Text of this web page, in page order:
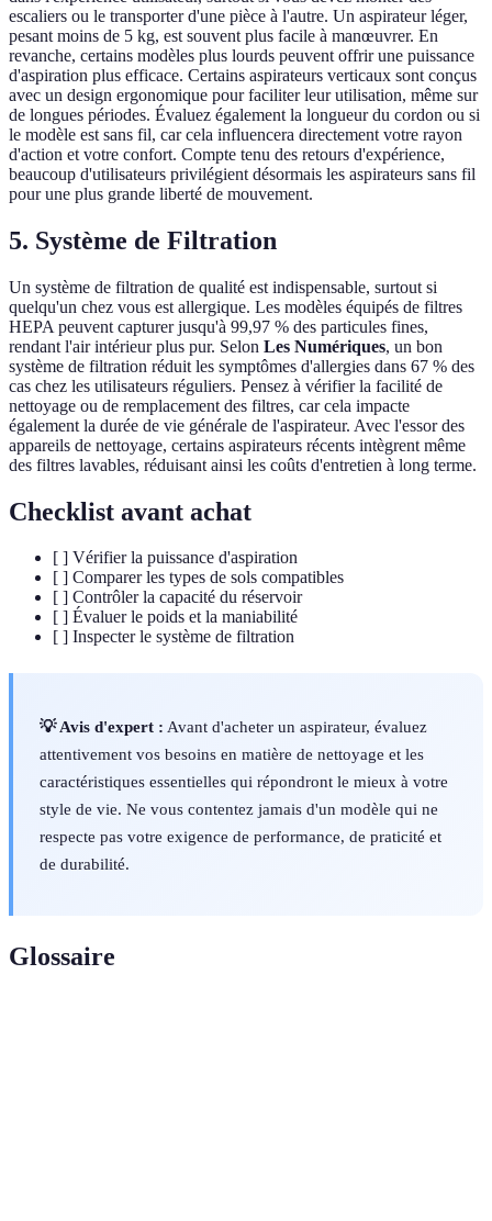
escaliers ou le transporter d'une pièce à l'autre. Un aspirateur léger,
pesant moins de 5 kg, est souvent plus facile à manœuvrer. En
revanche, certains modèles plus lourds peuvent offrir une puissance
d'aspiration plus efficace. Certains aspirateurs verticaux sont conçus
avec un design ergonomique pour faciliter leur utilisation, même sur
de longues périodes. Évaluez également la longueur du cordon ou si
le modèle est sans fil, car cela influencera directement votre rayon
d'action et votre confort. Compte tenu des retours d'expérience,
beaucoup d'utilisateurs privilégient désormais les aspirateurs sans fil
pour une plus grande liberté de mouvement.
5. Système de Filtration
Un système de filtration de qualité est indispensable, surtout si
quelqu'un chez vous est allergique. Les modèles équipés de filtres
HEPA peuvent capturer jusqu'à 99,97 % des particules fines,
rendant l'air intérieur plus pur. Selon Les Numériques, un bon
système de filtration réduit les symptômes d'allergies dans 67 % des
cas chez les utilisateurs réguliers. Pensez à vérifier la facilité de
nettoyage ou de remplacement des filtres, car cela impacte
également la durée de vie générale de l'aspirateur. Avec l'essor des
appareils de nettoyage, certains aspirateurs récents intègrent même
des filtres lavables, réduisant ainsi les coûts d'entretien à long terme.
Checklist avant achat
[ ] Vérifier la puissance d'aspiration
[ ] Comparer les types de sols compatibles
[ ] Contrôler la capacité du réservoir
[ ] Évaluer le poids et la maniabilité
[ ] Inspecter le système de filtration
💡 Avis d'expert : Avant d'acheter un aspirateur, évaluez
attentivement vos besoins en matière de nettoyage et les
caractéristiques essentielles qui répondront le mieux à votre
style de vie. Ne vous contentez jamais d'un modèle qui ne
respecte pas votre exigence de performance, de praticité et
de durabilité.
Glossaire